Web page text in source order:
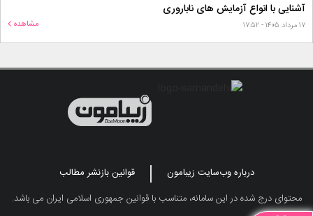
آشنایی با انواع آزمایش های ناباروری
۱۷ مرداد ۱۴۰۵ - ۱۷:۵۲ مشاهده
درباره وب‌سایت زیبامون
قوانین بازنشر مطالب
محتوای درج شده در این سامانه، متناسب با قوانین جمهوری اسلامی ایران می باشد.